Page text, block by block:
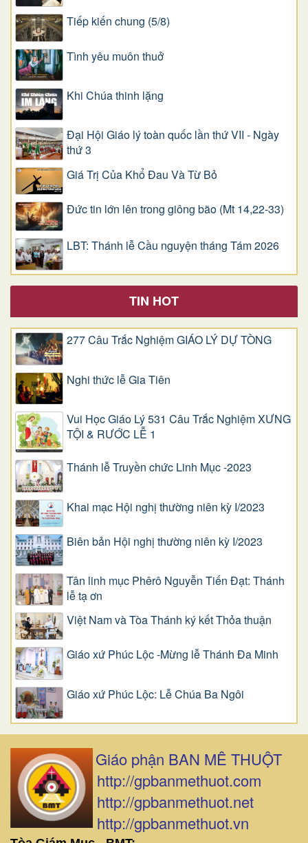
Tiếp kiến chung (5/8)
Tình yêu muôn thuở
Khi Chúa thinh lặng
Đại Hội Giáo lý toàn quốc lần thứ VII - Ngày
thứ 3
Giá Trị Của Khổ Ðau Và Từ Bỏ
Đức tin lớn lên trong giông bão (Mt 14,22-33)
LBT: Thánh lễ Cầu nguyện tháng Tám 2026
TIN HOT
277 Câu Trắc Nghiệm GIÁO LÝ DỰ TÒNG
Nghi thức lễ Gia Tiên
Vui Học Giáo Lý 531 Câu Trắc Nghiệm XƯNG
TỘI & RƯỚC LỄ 1
Thánh lễ Truyền chức Linh Mục -2023
Khai mạc Hội nghị thường niên kỳ I/2023
Biên bản Hội nghị thường niên kỳ I/2023
Tân linh mục Phêrô Nguyễn Tiến Đạt: Thánh
lễ tạ ơn
Việt Nam và Tòa Thánh ký kết Thỏa thuận
Giáo xứ Phúc Lộc -Mừng lễ Thánh Đa Minh
Giáo xứ Phúc Lộc: Lễ Chúa Ba Ngôi
Giáo phận BAN MÊ THUỘT
http://gpbanmethuot.com
http://gpbanmethuot.net
http://gpbanmethuot.vn